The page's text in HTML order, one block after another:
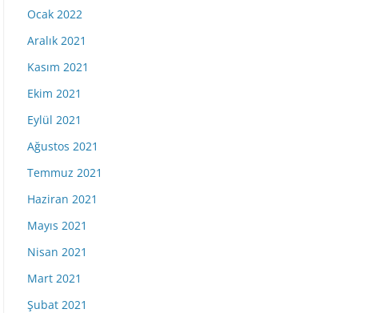
Ocak 2022
Aralık 2021
Kasım 2021
Ekim 2021
Eylül 2021
Ağustos 2021
Temmuz 2021
Haziran 2021
Mayıs 2021
Nisan 2021
Mart 2021
Şubat 2021